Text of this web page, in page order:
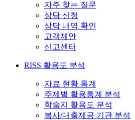
자주 찾는 질문
상담 신청
상담 내역 확인
고객제안
신고센터
RISS 활용도 분석
자료 현황 통계
주제별 활용통계 분석
학술지 활용도 분석
복사/대출제공 기관 분석